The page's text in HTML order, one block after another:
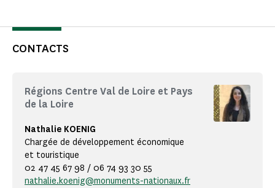
CONTACTS
Régions Centre Val de Loire et Pays
de la Loire
Nathalie KOENIG
Chargée de développement économique
et touristique
02 47 45 67 98 / 06 74 93 30 55
nathalie.koenig@monuments-nationaux.fr